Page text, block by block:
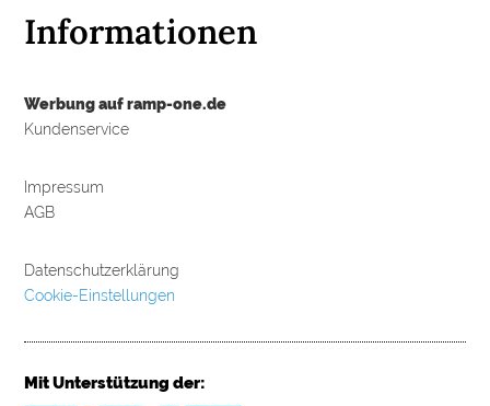
Informationen
Werbung auf ramp-one.de
Kundenservice
Impressum
AGB
Datenschutzerklärung
Cookie-Einstellungen
Mit Unterstützung der: